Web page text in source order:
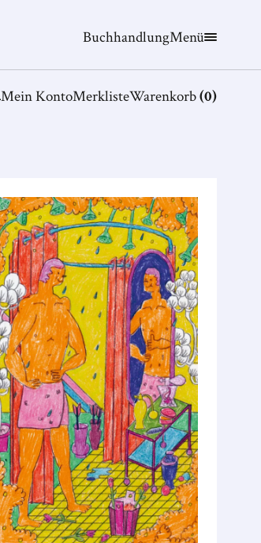
BuchhandlungMenü
Mein KontoMerklisteWarenkorb(0)